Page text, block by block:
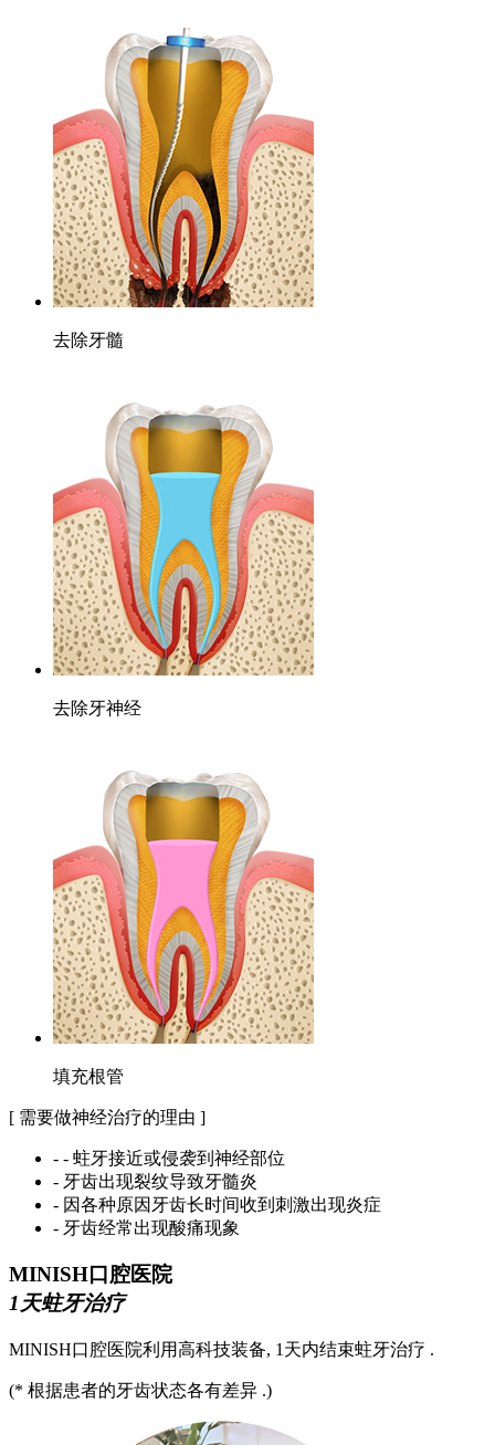
去除牙髓
去除牙神经
填充根管
[ 需要做神经治疗的理由 ]
- - 蛀牙接近或侵袭到神经部位
- 牙齿出现裂纹导致牙髓炎
- 因各种原因牙齿长时间收到刺激出现炎症
- 牙齿经常出现酸痛现象
MINISH口腔医院
1天蛀牙治疗
MINISH口腔医院利用高科技装备, 1天内结束蛀牙治疗 .
(* 根据患者的牙齿状态各有差异 .)